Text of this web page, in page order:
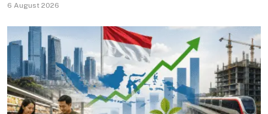
6 August 2026